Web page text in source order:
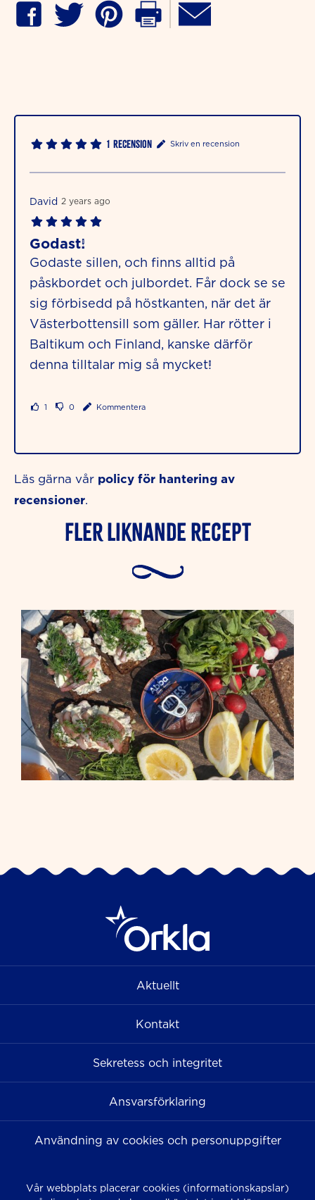
1 Recension Skriv en recension
David 2 years ago
Godast!
Godaste sillen, och finns alltid på
påskbordet och julbordet. Får dock se se
sig förbisedd på höstkanten, när det är
Västerbottensill som gäller. Har rötter i
Baltikum och Finland, kanske därför
denna tilltalar mig så mycket!
1 0 Kommentera
Läs gärna vår policy för hantering av
recensioner.
Fler liknande Recept
Aktuellt
Kontakt
Sekretess och integritet
Ansvarsförklaring
Användning av cookies och personuppgifter
Vår webbplats placerar cookies (informationskapslar)